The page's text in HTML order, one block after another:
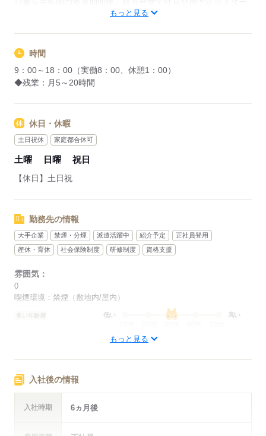
もっと見る
時間
9：00～18：00（実働8：00、休憩1：00）
◆残業：月5～20時間
休日・休暇
土日祝休 家庭都合休可
土曜 日曜 祝日
【休日】土日祝
勤務先の情報
大手企業 禁煙・分煙 派遣活躍中 紹介予定
正社員登用
産休・育休
社会保険制度 研修制度 資格支援
雰囲気：
0
喫煙環境：禁煙（敷地内/屋内）
低い 高い
男性
仕事の仕方
職場の様子
もっと見る
入社後の情報
入社時期 6ヵ月後